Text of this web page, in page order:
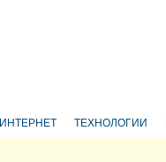
ИНТЕРНЕТ ТЕХНОЛОГИИ